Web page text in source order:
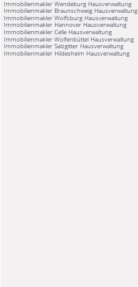
Immobilienmakler Wendeburg Hausverwaltung
Immobilienmakler Braunschweig Hausverwaltung
Immobilienmakler Wolfsburg Hausverwaltung
Immobilienmakler Hannover Hausverwaltung
Immobilienmakler Celle Hausverwaltung
Immobilienmakler Wolfenbüttel Hausverwaltung
Immobilienmakler Salzgitter Hausverwaltung
Immobilienmakler Hildesheim Hausverwaltung